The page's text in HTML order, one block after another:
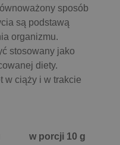
sposób
są podstawą
organizmu.
stosowany jako
diety.
w ciąży i w trakcie
w porcji 10 g